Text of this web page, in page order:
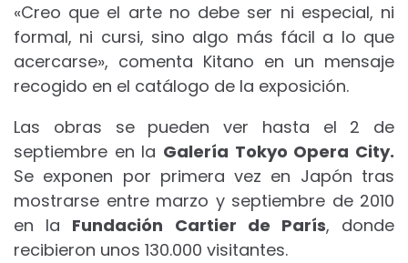
«Creo que el arte no debe ser ni especial, ni
formal, ni cursi, sino algo más fácil a lo que
acercarse», comenta Kitano en un mensaje
recogido en el catálogo de la exposición.
Las obras se pueden ver hasta el 2 de
septiembre en la Galería Tokyo Opera City.
Se exponen por primera vez en Japón tras
mostrarse entre marzo y septiembre de 2010
en la Fundación Cartier de París, donde
recibieron unos 130.000 visitantes.